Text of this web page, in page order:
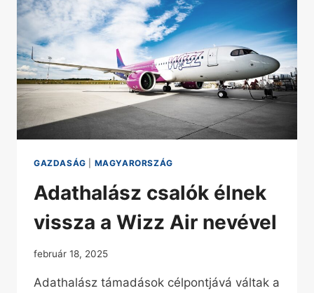
GAZDASÁG MAGYARORSZÁG
Adathalász csalók élnek
vissza a Wizz Air nevével
február 18, 2025
Adathalász támadások célpontjává váltak a